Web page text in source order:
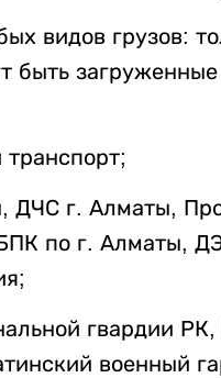
видов грузов:
быть
ДЧС г. Алматы,
по г. Алматы,
гвардии
военный